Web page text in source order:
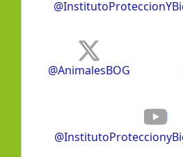
@AnimalesBOG